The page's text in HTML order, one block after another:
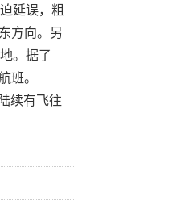
延误，粗
方向。另
。据了
班。
续有飞往